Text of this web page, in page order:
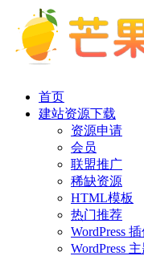
首页
建站资源下载
资源申请
会员
联盟推广
稀缺资源
HTML模板
热门推荐
WordPress
WordPress